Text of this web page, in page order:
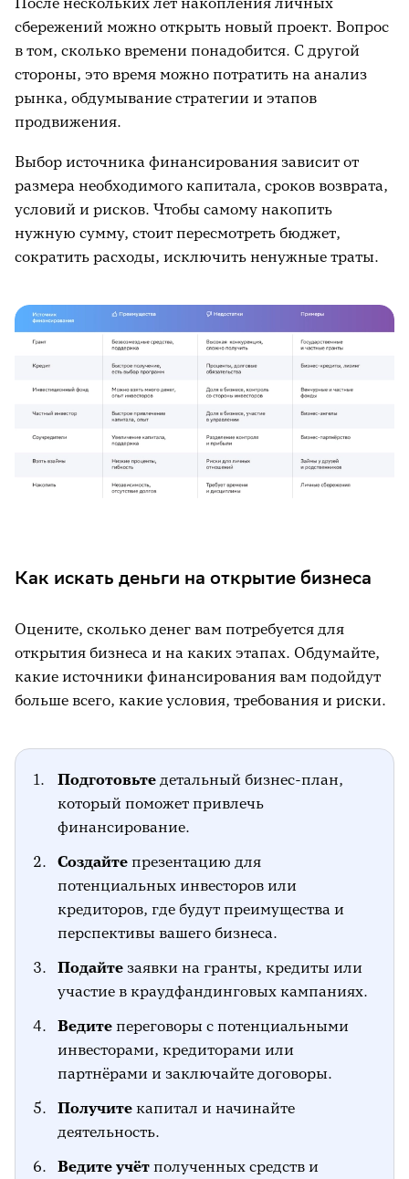
сбережений можно открыть новый проект. Вопрос
в том, сколько времени понадобится. С другой
стороны, это время можно потратить на анализ
рынка, обдумывание стратегии и этапов
продвижения.
Выбор источника финансирования зависит от
размера необходимого капитала, сроков возврата,
условий и рисков. Чтобы самому накопить
нужную сумму, стоит пересмотреть бюджет,
сократить расходы, исключить ненужные траты.
Как искать деньги на открытие бизнеса
Оцените, сколько денег вам потребуется для
открытия бизнеса и на каких этапах. Обдумайте,
какие источники финансирования вам подойдут
больше всего, какие условия, требования и риски.
Подготовьте детальный бизнес-план,
который поможет привлечь
финансирование.
Создайте презентацию для
потенциальных инвесторов или
кредиторов, где будут преимущества и
перспективы вашего бизнеса.
Подайте заявки на гранты, кредиты или
участие в краудфандинговых кампаниях.
Ведите переговоры с потенциальными
инвесторами, кредиторами или
партнёрами и заключайте договоры.
Получите капитал и начинайте
деятельность.
Ведите учёт полученных средств и